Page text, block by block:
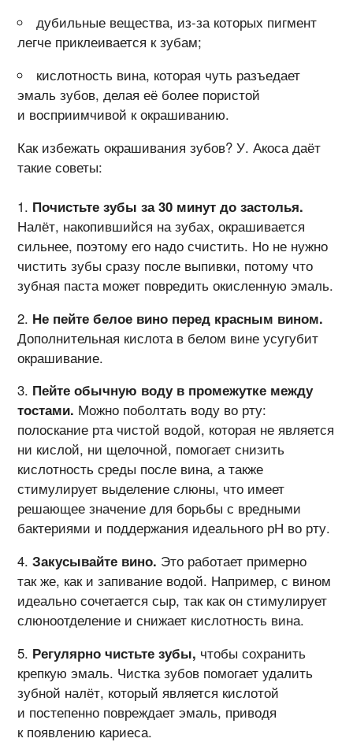
дубильные вещества, из-закоторых пигмент
легче приклеивается к зубам;
кислотность вина, которая чуть разъедает
эмаль зубов, делая её более пористой
и восприимчивой к окрашиванию.
Как избежать окрашивания зубов? У. Акоса даёт
такие советы:
Почистьте зубы за 30 минут до застолья.
Налёт, накопившийся на зубах, окрашивается
сильнее, поэтому его надо счистить. Но не нужно
чистить зубы сразу после выпивки, потому что
зубная паста может повредить окисленную эмаль.
Не пейте белое вино перед красным вином.
Дополнительная кислота в белом вине усугубит
окрашивание.
Пейте обычную воду в промежутке между
тостами. Можно поболтать воду во рту:
полоскание рта чистой водой, которая не является
ни кислой, ни щелочной, помогает снизить
кислотность среды после вина, а также
стимулирует выделение слюны, что имеет
решающее значение для борьбы с вредными
бактериями и поддержания идеального рН во рту.
Закусывайте вино. Это работает примерно
так же, как и запивание водой. Например, с вином
идеально сочетается сыр, так как он стимулирует
слюноотделение и снижает кислотность вина.
Регулярно чистьте зубы, чтобы сохранить
крепкую эмаль. Чистка зубов помогает удалить
зубной налёт, который является кислотой
и постепенно повреждает эмаль, приводя
к появлению кариеса.